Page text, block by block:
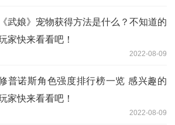
《武娘》宠物获得方法是什么？不知道的
家快来看看吧！
2022-08-09
普诺斯角色强度排行榜一览 感兴趣的
家快来看看吧！
2022-08-09